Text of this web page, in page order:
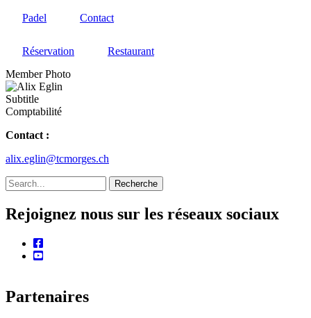
Padel Contact
Réservation
Restaurant
Member Photo
Subtitle
Comptabilité
Contact :
alix.eglin@tcmorges.ch
Recherche
Rejoignez nous sur les réseaux sociaux
facebook
youtube
Partenaires